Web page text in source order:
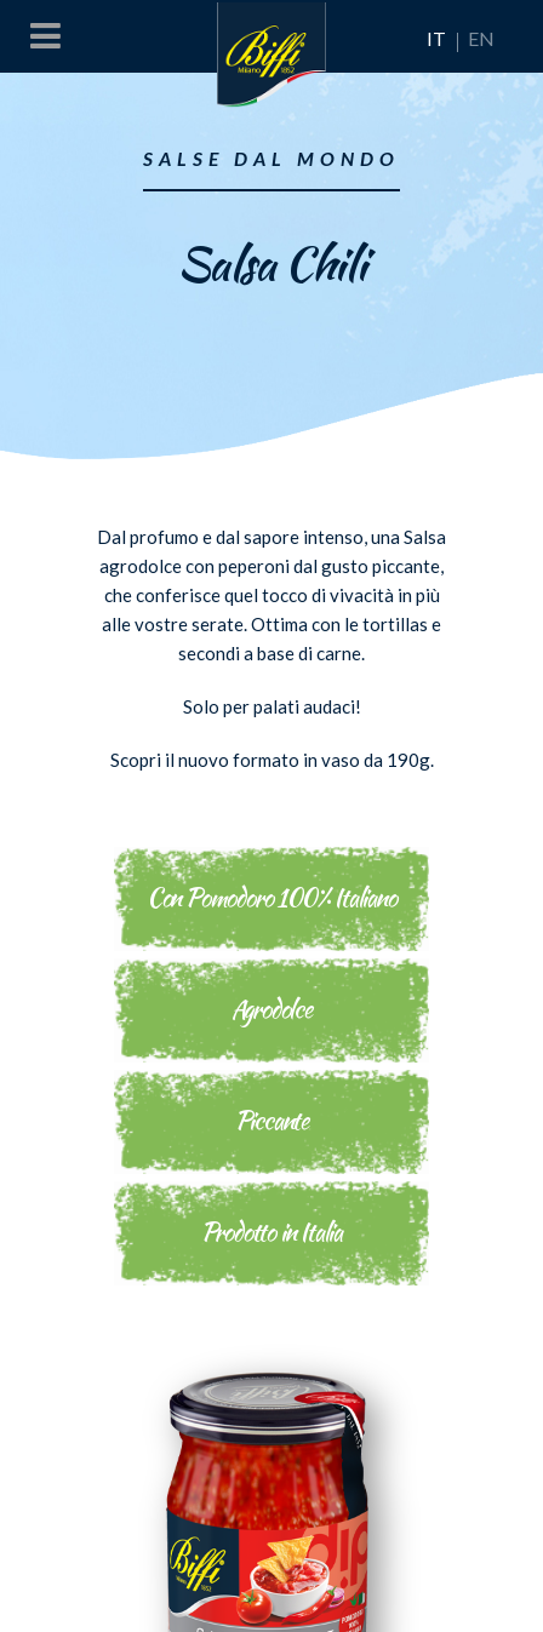
IT EN
SALSE DAL MONDO
Salsa Chili
Dal profumo e dal sapore intenso, una Salsa
agrodolce con peperoni dal gusto piccante,
che conferisce quel tocco di vivacità in più
alle vostre serate. Ottima con le tortillas e
secondi a base di carne.
Solo per palati audaci!
Scopri il nuovo formato in vaso da 190g.
Con Pomodoro 100% Italiano
Agrodolce
Piccante
Prodotto in Italia